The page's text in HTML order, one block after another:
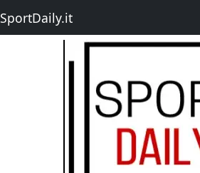
SportDaily.it